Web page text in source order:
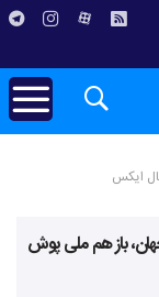
ایکس
باز هم ملی پوش